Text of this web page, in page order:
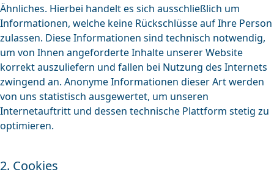
Ähnliches. Hierbei handelt es sich ausschließlich um
Informationen, welche keine Rückschlüsse auf Ihre Person
zulassen. Diese Informationen sind technisch notwendig,
um von Ihnen angeforderte Inhalte unserer Website
korrekt auszuliefern und fallen bei Nutzung des Internets
zwingend an. Anonyme Informationen dieser Art werden
von uns statistisch ausgewertet, um unseren
Internetauftritt und dessen technische Plattform stetig zu
optimieren.
2. Cookies